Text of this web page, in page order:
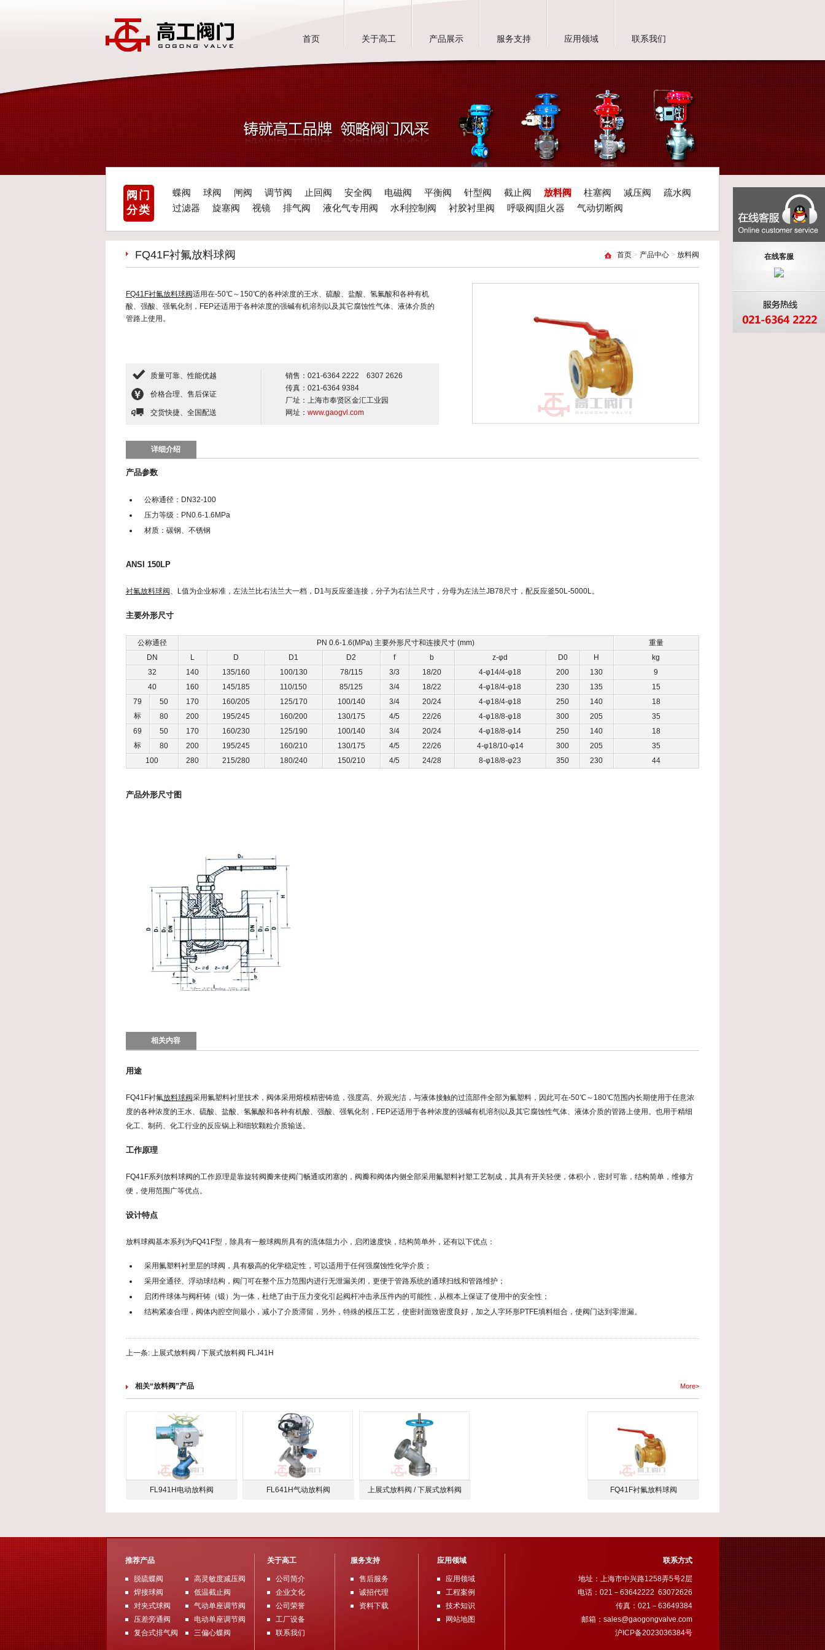
首页 关于高工 产品展示 服务支持 应用领域 联系我们
阀门
分类
蝶阀 球阀 闸阀 调节阀 止回阀 安全阀 电磁阀 平衡阀 针型阀 截止阀 放料阀 柱塞阀 减压阀
疏水阀
过滤器
旋塞阀 视镜 排气阀 液化气专用阀 水利控制阀 衬胶衬里阀 呼吸阀|阻火器 气动切断阀
FQ41F衬氟放料球阀 首页 > 产品中心 >放料阀
FQ41F衬氟放料球阀适用在-50℃～150℃的各种浓度的王水、硫酸、盐酸、氢氟酸和各种有机
酸、强酸、强氧化剂，FEP还适用于各种浓度的强碱有机溶剂以及其它腐蚀性气体、液体介质的
管路上使用。
质量可靠、性能优越
价格合理、售后保证
交货快捷、全国配送
销售：021-6364 2222 6307 2626
传真：021-6364 9384
厂址：上海市奉贤区金汇工业园
网址： www.gaogvl.com
详细介绍
产品参数
公称通径：DN32-100
压力等级：PN0.6-1.6MPa
材质：碳钢、不锈钢
ANSI 150LP
衬氟放料球阀、L值为企业标准，左法兰比右法兰大一档，D1与反应釜连接，分子为右法兰尺寸，分母为左法兰JB78尺寸，配反应釜50L-5000L。
主要外形尺寸
公称通径 PN 0.6-1.6(MPa) 主要外形尺寸和连接尺寸 (mm)
重量
DN
L D D1 D2 f b z-φd D0 H
kg
32
140 135/160 100/130 78/115 3/3 18/20 4-φ14/4-φ18 200 130
9
40
160 145/185 110/150 85/125 3/4 18/22 4-φ18/4-φ18 230 135
15
79
标
50 170 160/205 125/170 100/140 3/4 20/24 4-φ18/4-φ18 250 140
18
80
200 195/245 160/200 130/175 4/5 22/26 4-φ18/8-φ18 300 205
35
69
标
50 170 160/230 125/190 100/140 3/4 20/24 4-φ18/8-φ14 250 140
18
80
200 195/245 160/210 130/175 4/5 22/26 4-φ18/10-φ14 300 205
35
100
280 215/280 180/240 150/210 4/5 24/28 8-φ18/8-φ23 350 230 44
产品外形尺寸图
相关内容
用途
FQ41F衬氟放料球阀采用氟塑料衬里技术，阀体采用熔模精密铸造，强度高、外观光洁，与液体接触的过流部件全部为氟塑料，因此可在-50℃～180℃范围内长期使用于任意浓
度的各种浓度的王水、硫酸、盐酸、氢氟酸和各种有机酸、强酸、强氧化剂，FEP还适用于各种浓度的强碱有机溶剂以及其它腐蚀性气体、液体介质的管路上使用。也用于精细
化工、制药、化工行业的反应锅上和细软颗粒介质输送。
工作原理
FQ41F系列放料球阀的工作原理是靠旋转阀瓣来使阀门畅通或闭塞的，阀瓣和阀体内侧全部采用氟塑料衬塑工艺制成，其具有开关轻便，体积小，密封可靠，结构简单，维修方
便，使用范围广等优点。
设计特点
放料球阀基本系列为FQ41F型，除具有一般球阀所具有的流体阻力小，启闭速度快，结构简单外，还有以下优点：
采用氟塑料衬里层的球阀，具有极高的化学稳定性，可以适用于任何强腐蚀性化学介质；
采用全通径、浮动球结构，阀门可在整个压力范围内进行无泄漏关闭，更便于管路系统的通球扫线和管路维护；
启闭件球体与阀杆铸（锻）为一体，杜绝了由于压力变化引起阀杆冲击承压件内的可能性，从根本上保证了使用中的安全性；
结构紧凑合理，阀体内腔空间最小，减小了介质滞留，另外，特殊的模压工艺，使密封面致密度良好，加之人字环形PTFE填料组合，使阀门达到零泄漏。
上一条: 上展式放料阀 / 下展式放料阀 FLJ41H
More>
相关“放料阀”产品
FL941H电动放料阀 FL641H气动放料阀 上展式放料阀 / 下展式放料阀 FQ41F衬氟放料球阀
在线客服
推荐产品
脱硫蝶阀
高灵敏度减压阀
焊接球阀
低温截止阀
对夹式球阀
气动单座调节阀
压差旁通阀
电动单座调节阀
复合式排气阀
三偏心蝶阀
关于高工
公司简介
企业文化
公司荣誉
工厂设备
联系我们
服务支持
售后服务
诚招代理
资料下载
应用领域
应用领域
工程案例
技术知识
网站地图
联系方式
地址：上海市中兴路1258弄5号2层
电话：021－63642222 63072626
传真：021－63649384
邮箱： sales@gaogongvalve.com
沪ICP备2023036384号